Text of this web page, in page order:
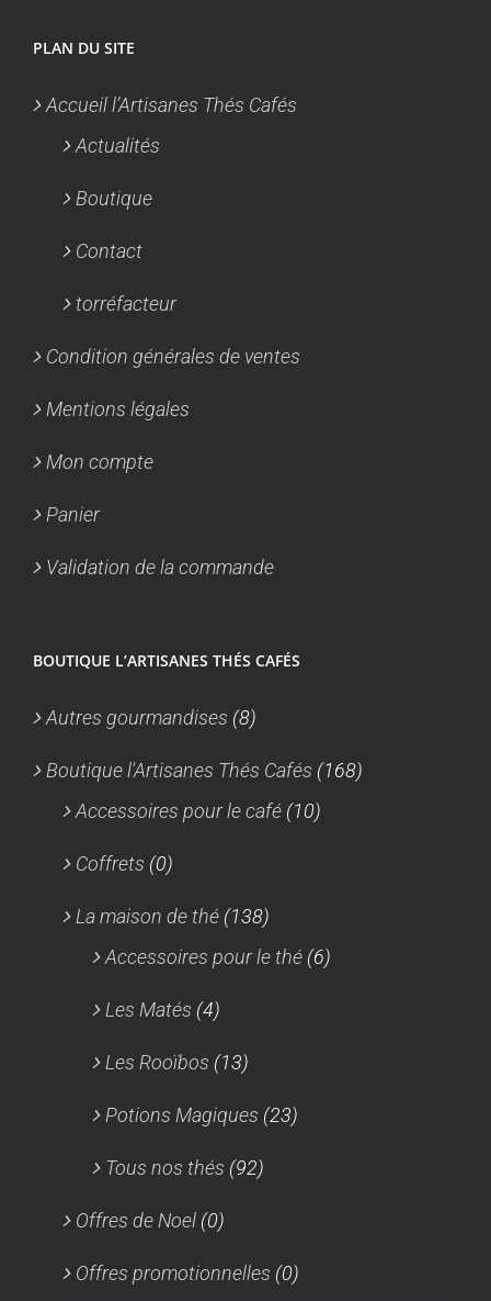
PLAN DU SITE
Accueil l’Artisanes Thés Cafés
Actualités
Boutique
Contact
torréfacteur
Condition générales de ventes
Mentions légales
Mon compte
Panier
Validation de la commande
BOUTIQUE L’ARTISANES THÉS CAFÉS
Autres gourmandises (8)
Boutique l'Artisanes Thés Cafés (168)
Accessoires pour le café (10)
Coffrets (0)
La maison de thé (138)
Accessoires pour le thé (6)
Les Matés (4)
Les Rooïbos (13)
Potions Magiques (23)
Tous nos thés (92)
Offres de Noel (0)
Offres promotionnelles (0)